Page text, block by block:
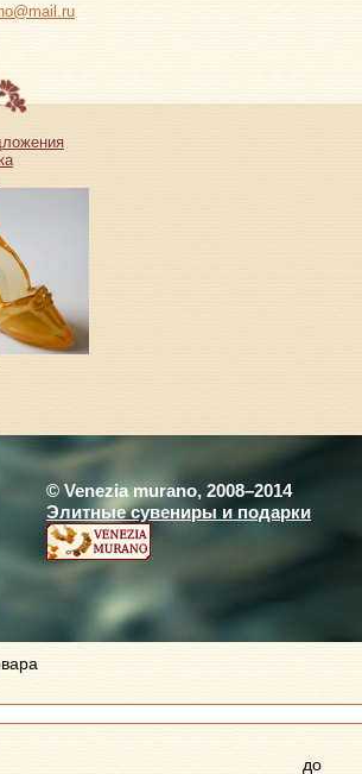
© Venezia murano, 2008–2014
Элитные сувениры и подарки
до